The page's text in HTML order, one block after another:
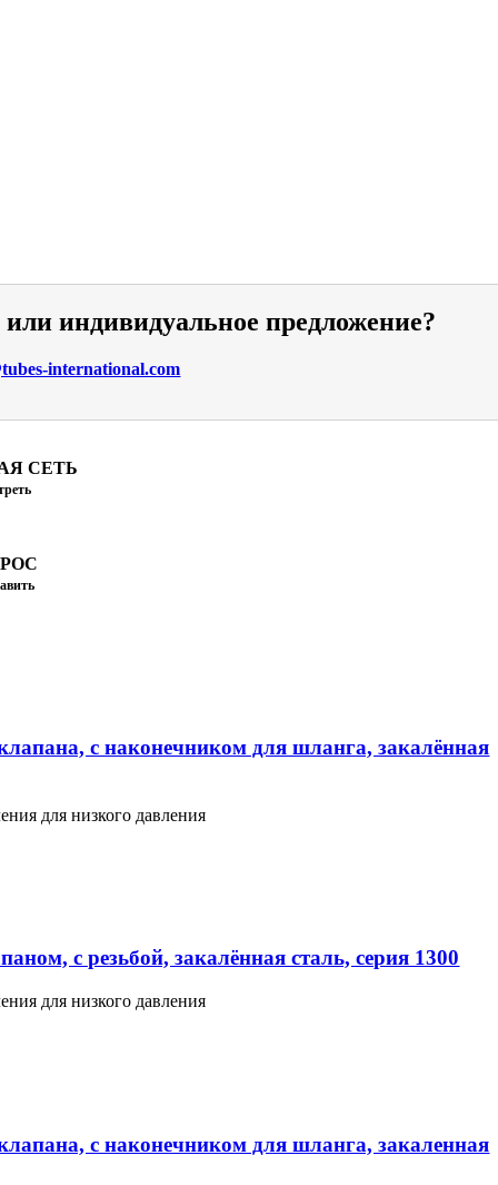
индивидуальное предложение?
international.com
СЕТЬ
с наконечником для шланга, закалённая
для низкого давления
с резьбой, закалённая сталь, серия 1300
для низкого давления
с наконечником для шланга, закаленная